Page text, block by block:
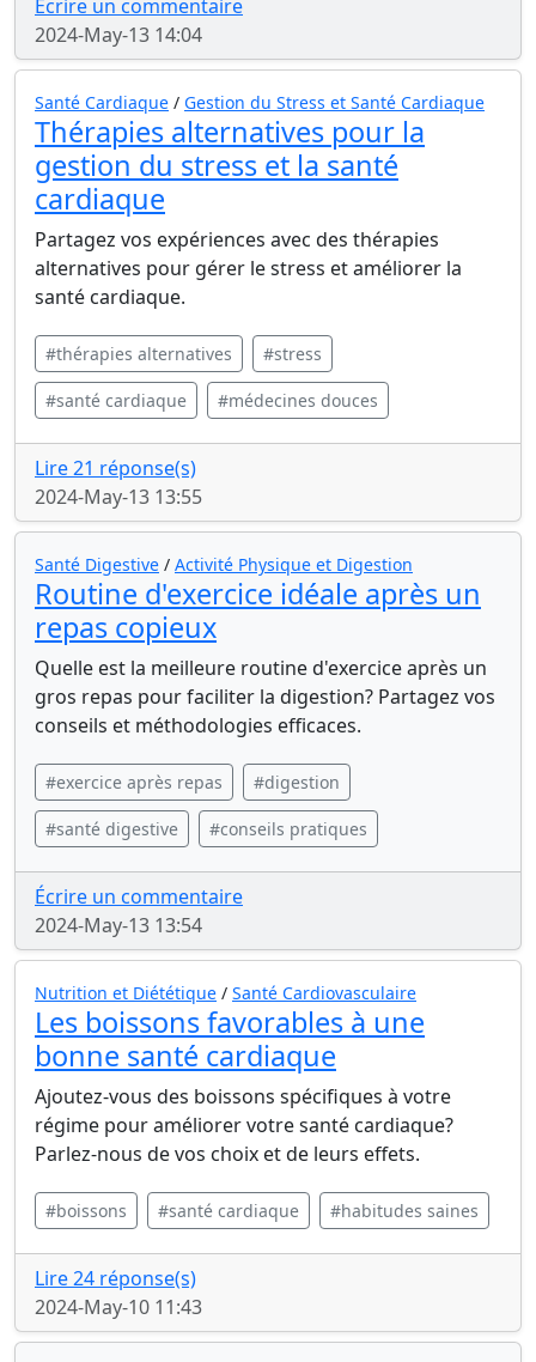
Écrire un commentaire
2024-May-13 14:04
Santé Cardiaque / Gestion du Stress et Santé Cardiaque
Thérapies alternatives pour la
gestion du stress et la santé
cardiaque
Partagez vos expériences avec des thérapies
alternatives pour gérer le stress et améliorer la
santé cardiaque.
#thérapies alternatives #stress
#santé cardiaque #médecines douces
Lire 21 réponse(s)
2024-May-13 13:55
Santé Digestive / Activité Physique et Digestion
Routine d'exercice idéale après un
repas copieux
Quelle est la meilleure routine d'exercice après un
gros repas pour faciliter la digestion? Partagez vos
conseils et méthodologies efficaces.
#exercice après repas #digestion
#santé digestive #conseils pratiques
Écrire un commentaire
2024-May-13 13:54
Nutrition et Diététique / Santé Cardiovasculaire
Les boissons favorables à une
bonne santé cardiaque
Ajoutez-vous des boissons spécifiques à votre
régime pour améliorer votre santé cardiaque?
Parlez-nous de vos choix et de leurs effets.
#boissons #santé cardiaque #habitudes saines
Lire 24 réponse(s)
2024-May-10 11:43